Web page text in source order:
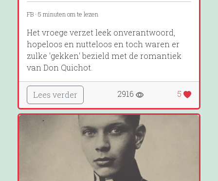
FB · 5 minuten om te lezen
Het vroege verzet leek onverantwoord,
hopeloos en nutteloos en toch waren er
zulke 'gekken' bezield met de romantiek
van Don Quichot.
Lees verder 2916 5